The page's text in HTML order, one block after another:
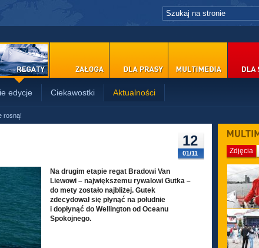
edycje Ciekawostki Aktualności
rosną!
12
01/11
Na drugim etapie regat Bradowi Van
Liewowi – największemu rywalowi Gutka –
do mety zostało najbliżej. Gutek
zdecydował się płynąć na południe
i dopłynąć do Wellington od Oceanu
Spokojnego.
Zdjęcia